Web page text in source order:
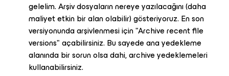
gelelim. Arşiv dosyaların nereye yazılacağını (daha
maliyet etkin bir alan olabilir) gösteriyoruz. En son
versiyonunda arşivlenmesi için "Archive recent file
versions" açabilirsiniz. Bu sayede ana yedekleme
alanında bir sorun olsa dahi, archive yedeklemeleri
kullanabilirsiniz.